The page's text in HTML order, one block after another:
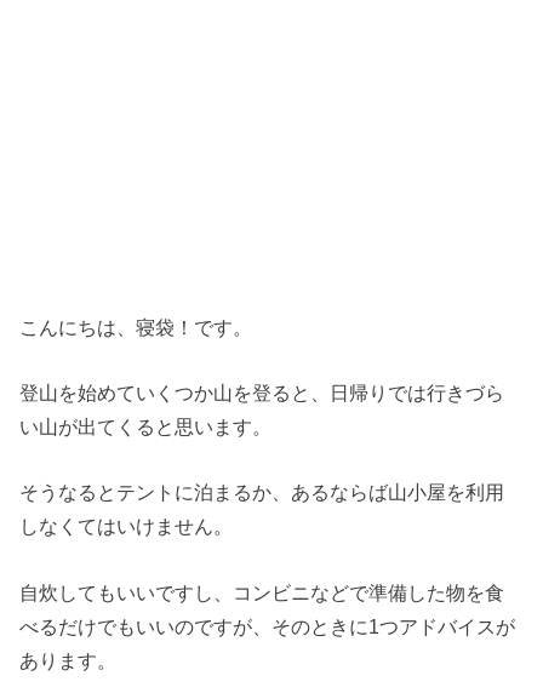
こんにちは、寝袋！です。
登山を始めていくつか山を登ると、日帰りでは行きづら
い山が出てくると思います。
そうなるとテントに泊まるか、あるならば山小屋を利用
しなくてはいけません。
自炊してもいいですし、コンビニなどで準備した物を食
べるだけでもいいのですが、そのときに1つアドバイスが
あります。